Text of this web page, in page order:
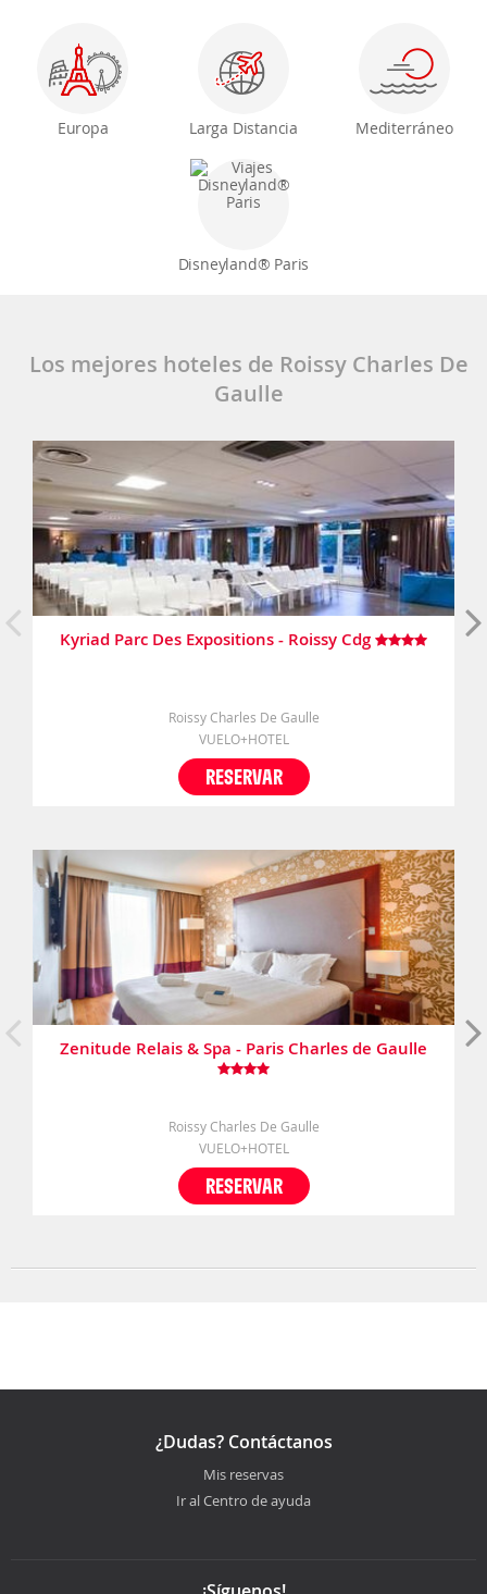
Europa Larga Distancia Mediterráneo
Disneyland® Paris
Los mejores hoteles de Roissy Charles De
Gaulle
Kyriad Parc Des Expositions - Roissy Cdg
Roissy Charles De Gaulle
VUELO+HOTEL
RESERVAR
Zenitude Relais & Spa - Paris Charles de Gaulle
Roissy Charles De Gaulle
VUELO+HOTEL
RESERVAR
¿Dudas? Contáctanos
Mis reservas
Ir al Centro de ayuda